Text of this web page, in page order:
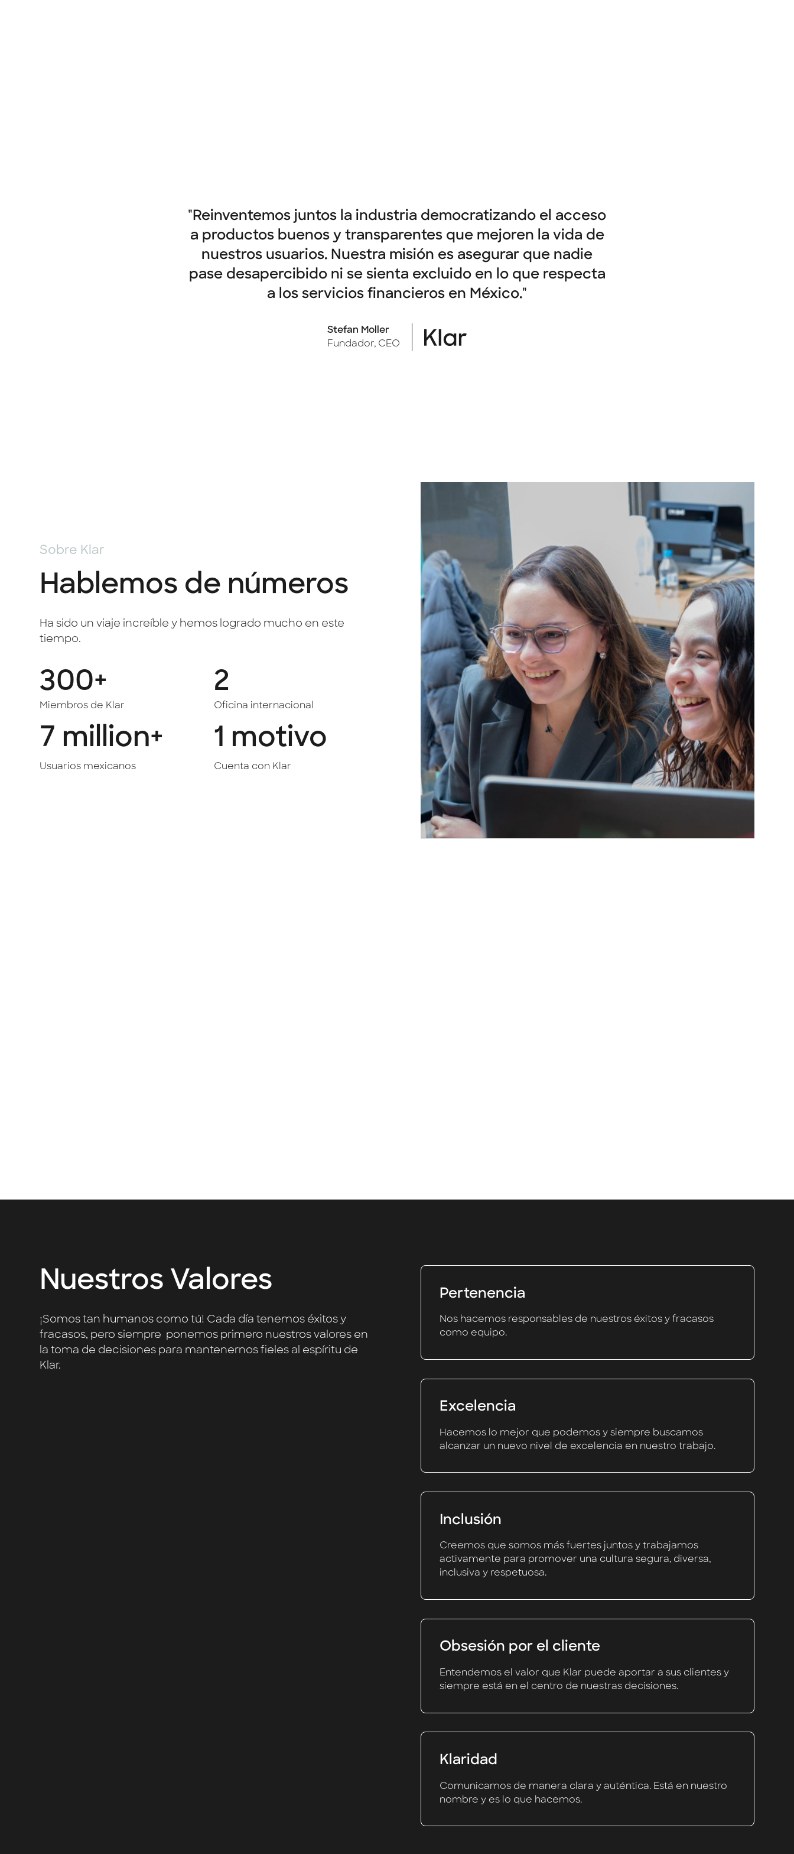
"Reinventemos juntos la industria democratizando el acceso
a productos buenos y transparentes que mejoren la vida de
nuestros usuarios. Nuestra misión es asegurar que nadie
pase desapercibido ni se sienta excluido en lo que respecta
a los servicios financieros en México."
Stefan Moller
Fundador, CEO
Sobre Klar
Hablemos de números
Ha sido un viaje increíble y hemos logrado mucho en este
tiempo.
300+
Miembros de Klar
7 million+
Usuarios mexicanos
2
Oficina internacional
1 motivo
Cuenta con Klar
Nuestros Valores
¡Somos tan humanos como tú! Cada día tenemos éxitos y
fracasos, pero siempre ponemos primero nuestros valores en
la toma de decisiones para mantenernos fieles al espíritu de
Klar.
Pertenencia
Nos hacemos responsables de nuestros éxitos y fracasos
como equipo.
Excelencia
Hacemos lo mejor que podemos y siempre buscamos
alcanzar un nuevo nivel de excelencia en nuestro trabajo.
Inclusión
Creemos que somos más fuertes juntos y trabajamos
activamente para promover una cultura segura, diversa,
inclusiva y respetuosa.
Obsesión por el cliente
Entendemos el valor que Klar puede aportar a sus clientes y
siempre está en el centro de nuestras decisiones.
Klaridad
Comunicamos de manera clara y auténtica. Está en nuestro
nombre y es lo que hacemos.